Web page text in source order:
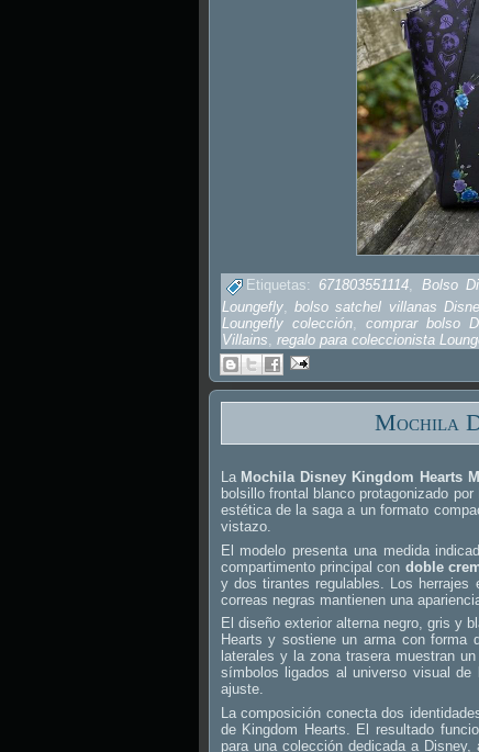
Etiquetas: 671803551114, Bolso
Loungefly, bolso satchel villanas
Loungefly colección, comprar bolso
Villains regalo para coleccionista
Mochila
La Mochila Disney Kingdom Hearts
bolsillo frontal blanco protagonizado
estética de la saga a un formato
vistazo.
El modelo presenta una medida
compartimento principal con doble
y dos tirantes regulables. Los herrajes
correas negras mantienen una
El diseño exterior alterna negro, gris y
Hearts y sostiene un arma con forma
laterales y la zona trasera muestran
símbolos ligados al universo visual
ajuste.
La composición conecta dos
de Kingdom Hearts. El resultado
para una colección dedicada a